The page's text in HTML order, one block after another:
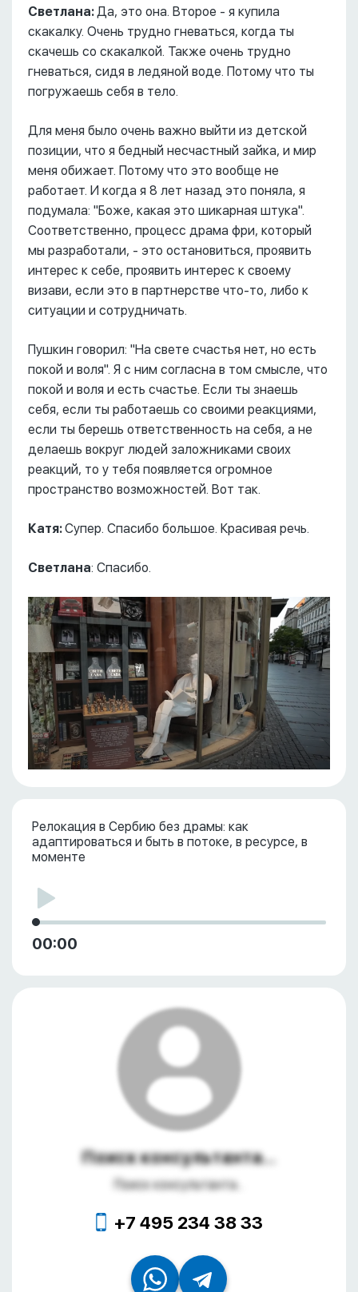
Светлана: Да, это она. Второе - я купила
скакалку. Очень трудно гневаться, когда ты
скачешь со скакалкой. Также очень трудно
гневаться, сидя в ледяной воде. Потому что ты
погружаешь себя в тело.
Для меня было очень важно выйти из детской
позиции, что я бедный несчастный зайка, и мир
меня обижает. Потому что это вообще не
работает. И когда я 8 лет назад это поняла, я
подумала: "Боже, какая это шикарная штука".
Соответственно, процесс драма фри, который
мы разработали, - это остановиться, проявить
интерес к себе, проявить интерес к своему
визави, если это в партнерстве что-то, либо к
ситуации и сотрудничать.
Пушкин говорил: "На свете счастья нет, но есть
покой и воля". Я с ним согласна в том смысле, что
покой и воля и есть счастье. Если ты знаешь
себя, если ты работаешь со своими реакциями,
если ты берешь ответственность на себя, а не
делаешь вокруг людей заложниками своих
реакций, то у тебя появляется огромное
пространство возможностей. Вот так.
Катя:Супер. Спасибо большое. Красивая речь.
Светлана: Спасибо.
Релокация в Сербию без драмы: как
адаптироваться и быть в потоке, в ресурсе, в
моменте
00:00
Поиск консультанта...
Поиск консультанта...
+7 495 234 38 33